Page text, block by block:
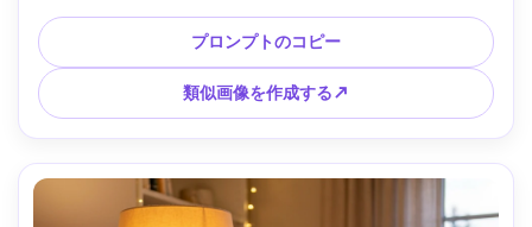
光、35mm レンズで Canon EOS R5 で撮影、f/4、超リアル
な編集用インテリア写真、モダンなミニマルな構図、鮮やか
でありながら自然な色調 --ar 4:5
プロンプトのコピー
類似画像を作成する↗